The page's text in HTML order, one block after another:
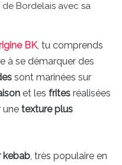
Bordelais avec sa
BK, tu comprends
à se démarquer des
sont marinées sur
et les frites réalisées
une texture plus
kebab, très populaire en